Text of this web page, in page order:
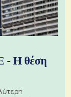
- Η θέση